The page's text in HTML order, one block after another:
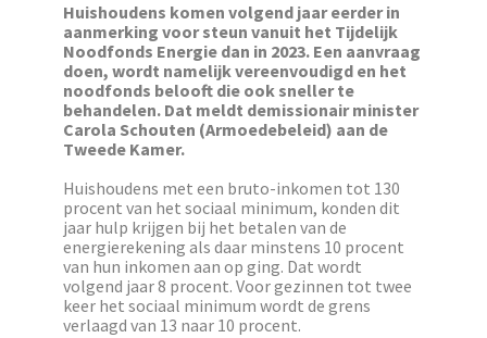
Huishoudens komen volgend jaar eerder in
aanmerking voor steun vanuit het Tijdelijk
Noodfonds Energie dan in 2023. Een aanvraag
doen, wordt namelijk vereenvoudigd en het
noodfonds belooft die ook sneller te
behandelen. Dat meldt demissionair minister
Carola Schouten (Armoedebeleid) aan de
Tweede Kamer.
Huishoudens met een bruto-inkomen tot 130
procent van het sociaal minimum, konden dit
jaar hulp krijgen bij het betalen van de
energierekening als daar minstens 10 procent
van hun inkomen aan op ging. Dat wordt
volgend jaar 8 procent. Voor gezinnen tot twee
keer het sociaal minimum wordt de grens
verlaagd van 13 naar 10 procent.